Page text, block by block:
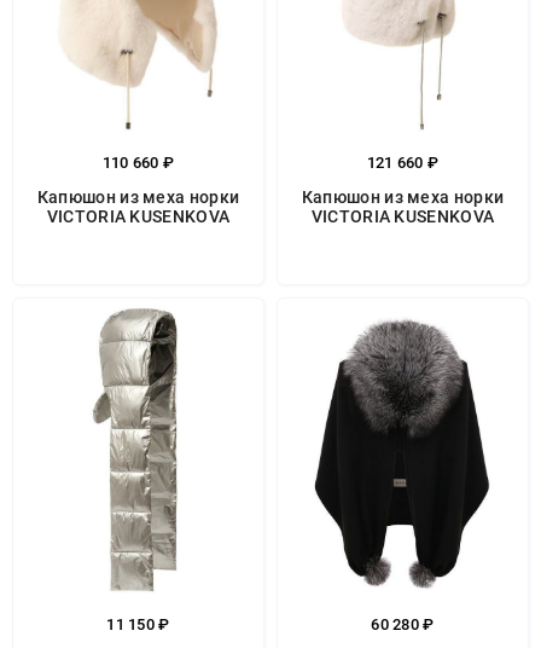
110 660 ₽
Капюшон из меха норки
VICTORIA KUSENKOVA
121 660 ₽
Капюшон из меха норки
VICTORIA KUSENKOVA
11 150 ₽ 60 280 ₽